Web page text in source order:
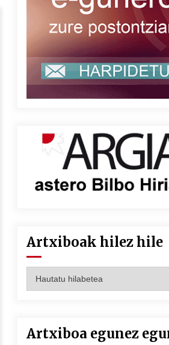
Artxiboak hilez hile
hilez
Artxiboa egunez